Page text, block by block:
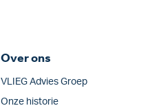
Over ons
VLIEG Advies Groep
Onze historie